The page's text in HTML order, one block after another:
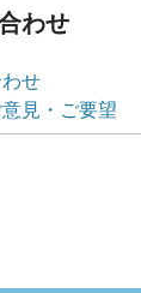
わせ
せ
見・ご要望